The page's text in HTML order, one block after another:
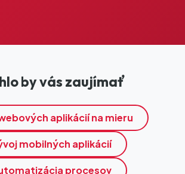
by vás zaujímať
aplikácií na mieru
mobilných aplikácií
procesov